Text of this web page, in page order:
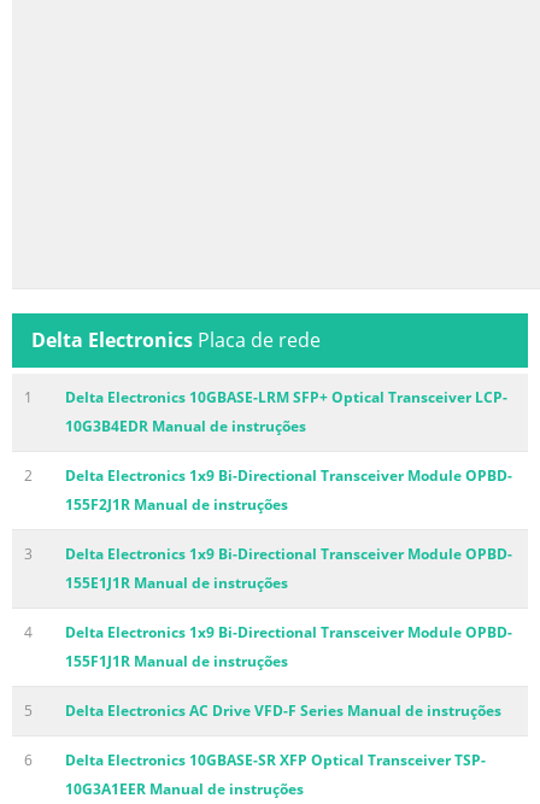
Delta Electronics Placa de rede
1
Delta Electronics 10GBASE-LRM SFP+ Optical Transceiver LCP-
10G3B4EDR Manual de instruções
2
Delta Electronics 1x9 Bi-Directional Transceiver Module OPBD-
155F2J1R Manual de instruções
3
Delta Electronics 1x9 Bi-Directional Transceiver Module OPBD-
155E1J1R Manual de instruções
4
Delta Electronics 1x9 Bi-Directional Transceiver Module OPBD-
155F1J1R Manual de instruções
5 Delta Electronics AC Drive VFD-F Series Manual de instruções
6
Delta Electronics 10GBASE-SR XFP Optical Transceiver TSP-
10G3A1EER Manual de instruções